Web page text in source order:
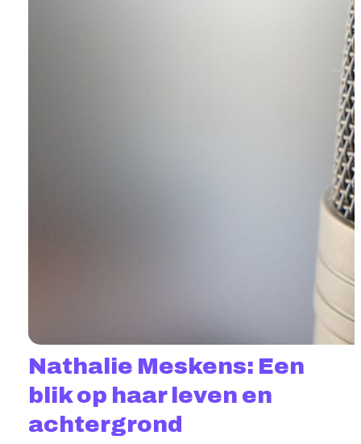
Nathalie Meskens: Een
blik op haar leven en
achtergrond